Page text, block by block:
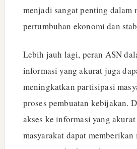
menjadi sangat penting dalam
pertumbuhan ekonomi dan
Lebih jauh lagi, peran ASN
informasi yang akurat juga
meningkatkan partisipasi
proses pembuatan kebijakan.
akses ke informasi yang
masyarakat dapat memberikan